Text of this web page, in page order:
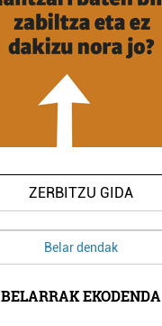
ZERBITZU GIDA
Belar dendak
BELARRAK EKODENDA